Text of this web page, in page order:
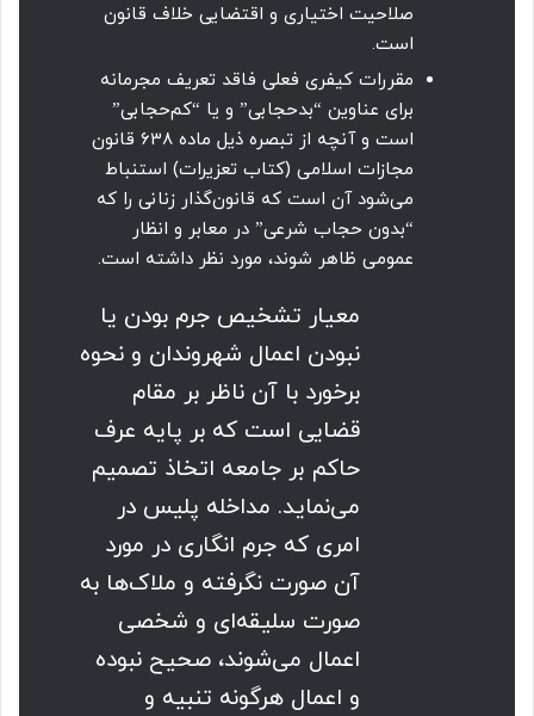
صلاحیت اختیاری و اقتضایی خلاف قانون
است.
مقررات کیفری فعلی فاقد تعریف مجرمانه‌
برای عناوین “بدحجابی” و یا “کم‌حجابی”
است و آنچه از تبصره ذیل ماده ۶۳۸ قانون
مجازات اسلامی (کتاب تعزیرات) استنباط
می‌شود آن است که قانون‌گذار زنانی را که
“بدون حجاب شرعی” در معابر و انظار
عمومی ظاهر شوند، مورد نظر داشته است.
معیار تشخیص جرم بودن یا
نبودن اعمال شهروندان و نحوه
برخورد با آن ناظر بر مقام
قضایی است که بر پایه عرف
حاکم بر جامعه اتخاذ تصمیم
می‌نماید. مداخله پلیس در
امری که جرم انگاری در مورد
آن صورت نگرفته و ملاک‌ها به
صورت سلیقه‌ای و شخصی
اعمال می‌شوند، صحیح نبوده
و اعمال هرگونه تنبیه و